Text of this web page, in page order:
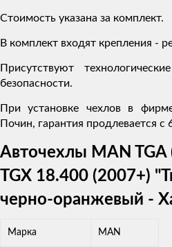
Стоимость указана за комплект.
В комплект входят крепления -
Присутствуют
безопасности.
При установке чехлов в
Почин, гарантия продлевается с
Авточехлы MAN
TGX 18.400 (2007+)
черно-оранжевый -
Марка MAN